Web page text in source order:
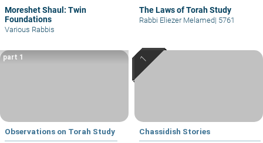
Moreshet Shaul: Twin
Foundations
Various Rabbis
The Laws of Torah Study
Rabbi Eliezer Melamed| 5761
Observations on Torah Study
part 1
Chassidish Stories